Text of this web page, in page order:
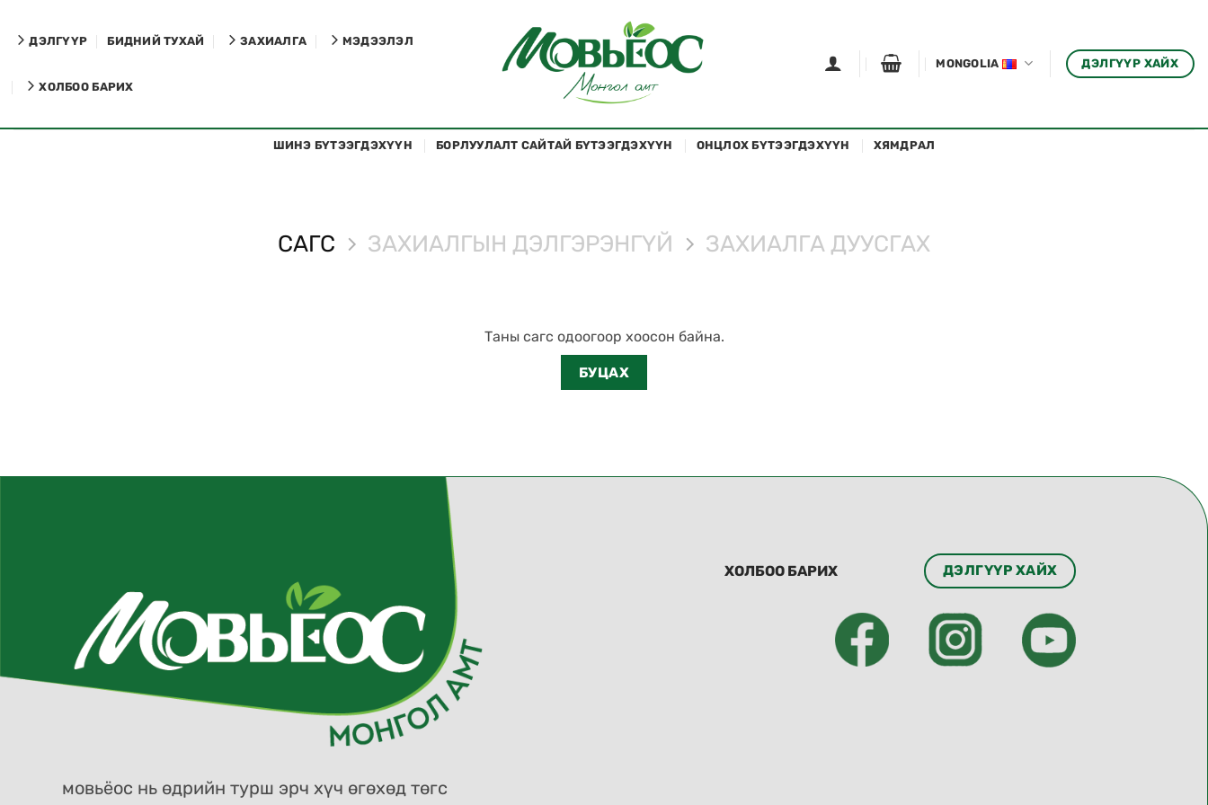
ДЭЛГҮҮР БИДНИЙ ТУХАЙ ЗАХИАЛГА МЭДЭЭЛЭЛ
ХОЛБОО БАРИХ
MONGOLIA ДЭЛГҮҮР ХАЙХ
ШИНЭ БҮТЭЭГДЭХҮҮН БОРЛУУЛАЛТ САЙТАЙ БҮТЭЭГДЭХҮҮН ОНЦЛОХ БҮТЭЭГДЭХҮҮН ХЯМДРАЛ
САГС ЗАХИАЛГЫН ДЭЛГЭРЭНГҮЙ ЗАХИАЛГА ДУУСГАХ
Таны сагс одоогоор хоосон байна.
БУЦАХ
мовьёос нь өдрийн турш эрч хүч өгөхөд төгс
ХОЛБОО БАРИХ ДЭЛГҮҮР ХАЙХ